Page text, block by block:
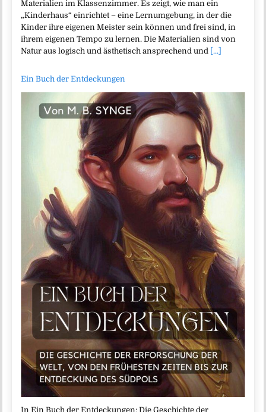
Materialien im Klassenzimmer. Es zeigt, wie man ein
„Kinderhaus“ einrichtet – eine Lernumgebung, in der die
Kinder ihre eigenen Meister sein können und frei sind, in
ihrem eigenen Tempo zu lernen. Die Materialien sind von
Natur aus logisch und ästhetisch ansprechend und [...]
Ein Buch der Entdeckungen
In Ein Buch der Entdeckungen: Die Geschichte der